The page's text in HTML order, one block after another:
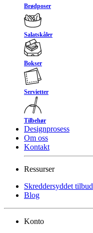
Brødposer
Salatskåler
Bokser
Servietter
Tilbehør
Designprosess
Om oss
Kontakt
Ressurser
Skreddersyddet tilbud
Blog
Konto